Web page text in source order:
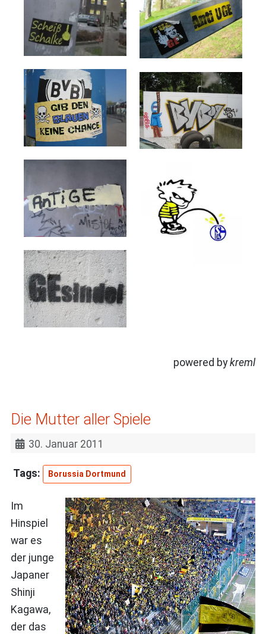
powered bykreml
Die Mutter aller Spiele
30. Januar 2011
Borussia Dortmund
Im
Hinspiel
war es
der junge
Japaner
Shinji
Kagawa,
der das